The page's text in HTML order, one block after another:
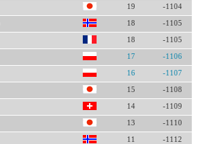
19 -1104
18 -1105
18 -1105
17 -1106
16 -1107
15 -1108
14 -1109
13 -1110
11 -1112